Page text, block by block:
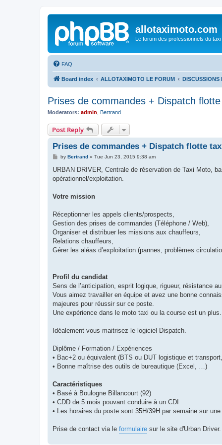
allotaximoto.com
Le forum des professionnels du taxi
FAQ
Board index ALLOTAXIMOTO LE FORUM DISCUSSIONS
Prises de commandes + Dispatch
Moderators: admin Bertrand
Post Reply
Prises de commandes + Dispatch flotte
P
s
by Bertrand» Tue Jun 23, 2015 9:38 am
URBAN DRIVER, Centrale de réservation de Taxi Moto,
opérationnel/exploitation.
Votre mission
Réceptionner les appels clients/prospects,
Gestion des prises de commandes (Téléphone / Web),
Organiser et distribuer les missions aux chauffeurs,
Relations chauffeurs,
Gérer les aléas d’exploitation (pannes, problèmes
Profil du candidat
Sens de l’anticipation, esprit logique, rigueur, résistance
Vous aimez travailler en équipe et avez une bonne
majeures pour réussir sur ce poste.
Une expérience dans le moto taxi ou la course est un plus.
Idéalement vous maitrisez le logiciel Dispatch.
Diplôme / Formation / Expériences
• Bac+2 ou équivalent (BTS ou DUT logistique et
• Bonne maîtrise des outils de bureautique (Excel, …)
Caractéristiques
• Basé à Boulogne Billancourt (92)
• CDD de 5 mois pouvant conduire à un CDI
• Les horaires du poste sont 35H/39H par semaine sur
Prise de contact via le formulaire sur le site d'Urban Driver.